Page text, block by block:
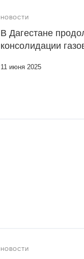
НОВОСТИ
В Дагестане
консолидации
11 июня 2025
НОВОСТИ